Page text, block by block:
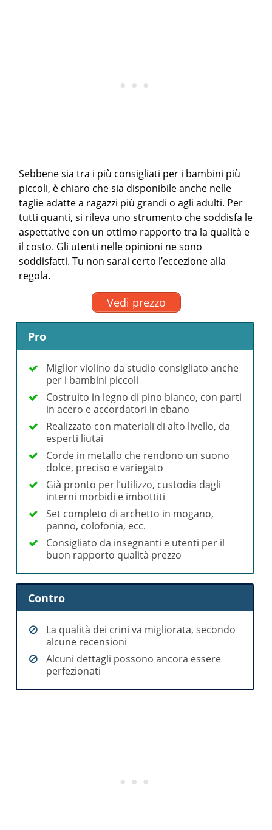
Sebbene sia tra i più consigliati per i bambini più
piccoli, è chiaro che sia disponibile anche nelle
taglie adatte a ragazzi più grandi o agli adulti. Per
tutti quanti, si rileva uno strumento che soddisfa le
aspettative con un ottimo rapporto tra la qualità e
il costo. Gli utenti nelle opinioni ne sono
soddisfatti. Tu non sarai certo l’eccezione alla
regola.
Vedi prezzo
Pro
Miglior violino da studio consigliato anche
per i bambini piccoli
Costruito in legno di pino bianco, con parti
in acero e accordatori in ebano
Realizzato con materiali di alto livello, da
esperti liutai
Corde in metallo che rendono un suono
dolce, preciso e variegato
Già pronto per l’utilizzo, custodia dagli
interni morbidi e imbottiti
Set completo di archetto in mogano,
panno, colofonia, ecc.
Consigliato da insegnanti e utenti per il
buon rapporto qualità prezzo
Contro
La qualità dei crini va migliorata, secondo
alcune recensioni
Alcuni dettagli possono ancora essere
perfezionati